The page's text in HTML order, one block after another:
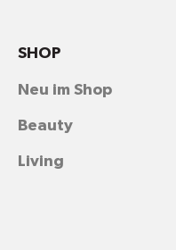
SHOP
Neu im Shop
Beauty
Living